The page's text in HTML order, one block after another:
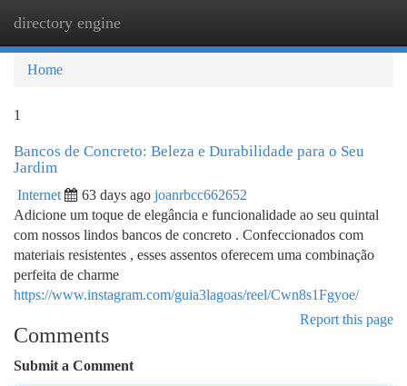
directory engine
Home
1
Bancos de Concreto: Beleza e Durabilidade para o Seu
Jardim
Internet 63 days ago joanrbcc662652
Adicione um toque de elegância e funcionalidade ao seu quintal
com nossos lindos bancos de concreto . Confeccionados com
materiais resistentes , esses assentos oferecem uma combinação
perfeita de charme
https://www.instagram.com/guia3lagoas/reel/Cwn8s1Fgyoe/
Report this page
Comments
Submit a Comment